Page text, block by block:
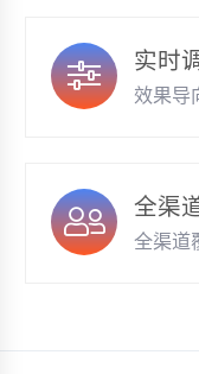
实时
效果导
全渠
全渠道